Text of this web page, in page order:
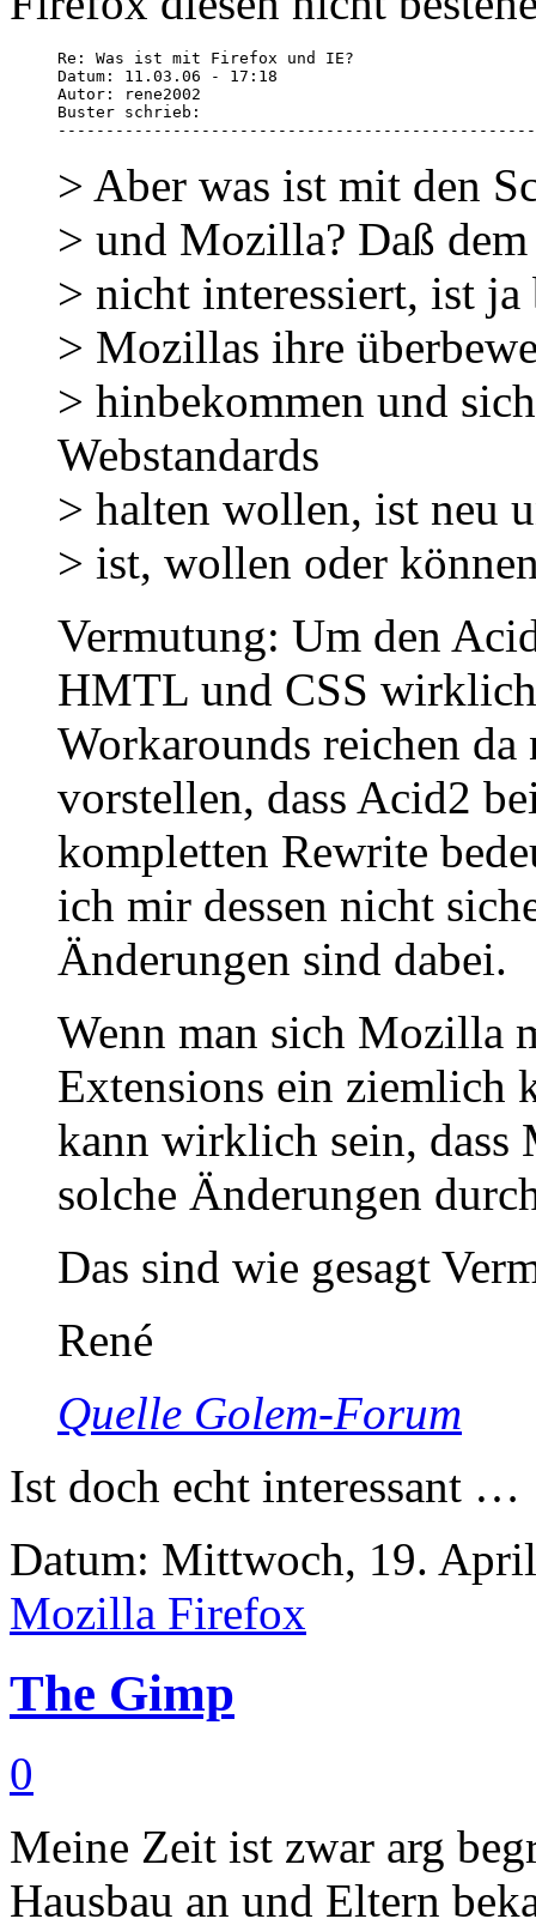
Re: Was ist mit Firefox und IE?
Datum: 11.03.06 - 17:18
Autor: rene2002
Buster schrieb:
> Aber was ist mit den
> und Mozilla? Daß
> nicht interessiert, ist ja
> Mozillas ihre
> hinbekommen und
Webstandards
> halten wollen, ist neu
> ist, wollen oder
Vermutung: Um den
HMTL und CSS
Workarounds reichen
vorstellen, dass Acid2
kompletten Rewrite
ich mir dessen nicht
Änderungen sind dabei.
Wenn man sich Mozilla
Extensions ein ziemlich
kann wirklich sein, dass
solche Änderungen
Das sind wie gesagt
René
Quelle Golem-Forum
Ist doch echt interessant …
Datum: Mittwoch, 19.
Mozilla Firefox
The Gimp
0
Meine Zeit ist zwar arg
Hausbau an und Eltern